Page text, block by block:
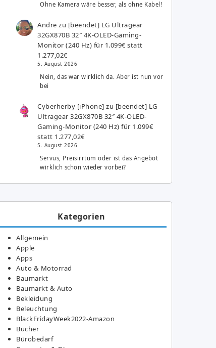
Ohne Kamera wäre besser, als ohne Kabel!
Andre zu [beendet] LG Ultragear
32GX870B 32″ 4K-OLED-Gaming-
Monitor (240 Hz) für 1.099€ statt
1.277,02€
5. August 2026
Nein, das war wirklich da. Aber ist nun vor
bei
Cyberherby [iPhone] zu [beendet] LG
Ultragear 32GX870B 32″ 4K-OLED-
Gaming-Monitor (240 Hz) für 1.099€
statt 1.277,02€
5. August 2026
Servus, Preisirrtum oder ist das Angebot
wirklich schon wieder vorbei?
Kategorien
Allgemein
Apple
Apps
Auto & Motorrad
Baumarkt
Baumarkt & Auto
Bekleidung
Beleuchtung
BlackFridayWeek2022-Amazon
Bücher
Bürobedarf